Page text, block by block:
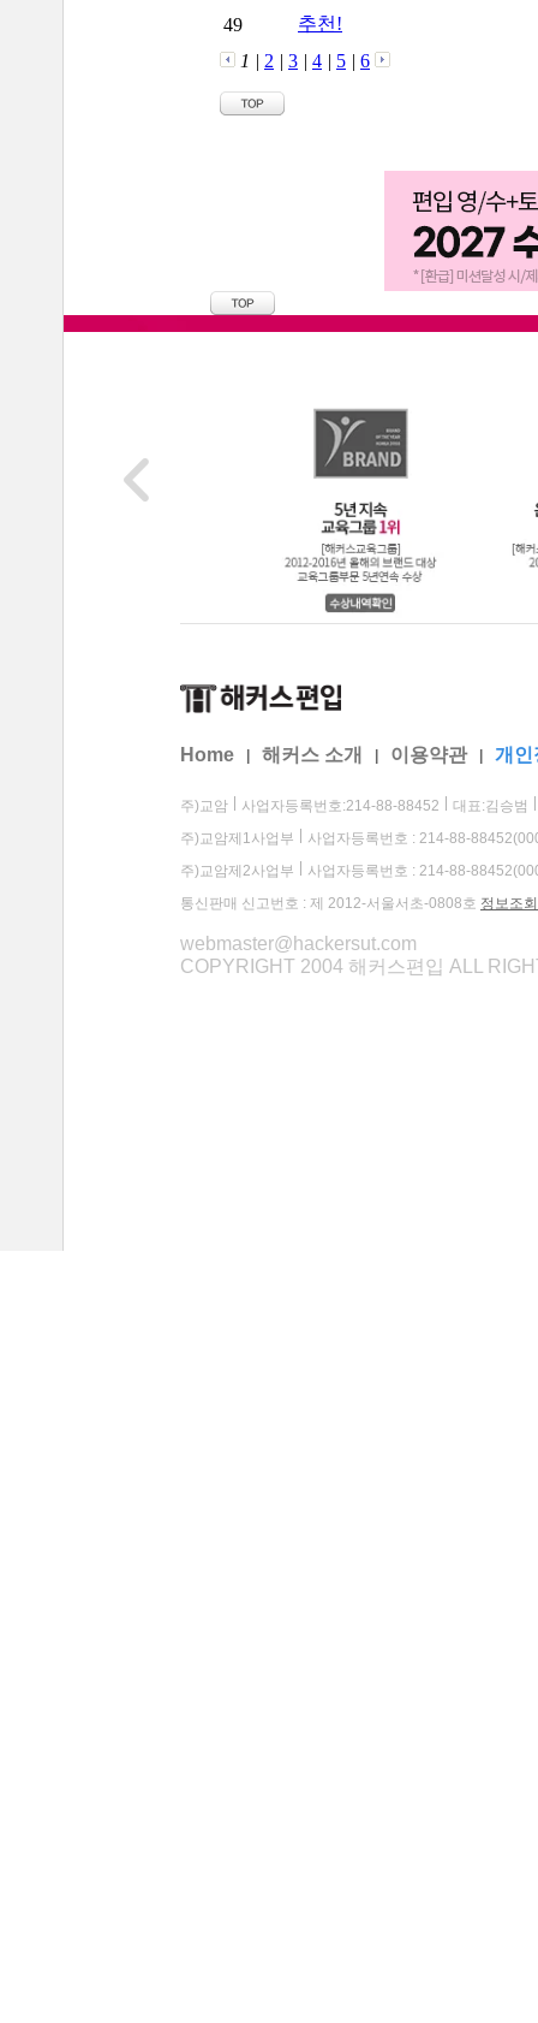
Home 해커스 소개 이용약관 개인
주)교암 사업자등록번호:214-88-88452
대표:김승범
주)교암제1사업부
사업자등록번호 : 214-88-
주)교암제2사업부
사업자등록번호 : 214-88-
통신판매 신고번호 : 제 2012-서울서초-0808호 정보조회
webmaster@hackersut.com
COPYRIGHT 2004 해커스편입 ALL